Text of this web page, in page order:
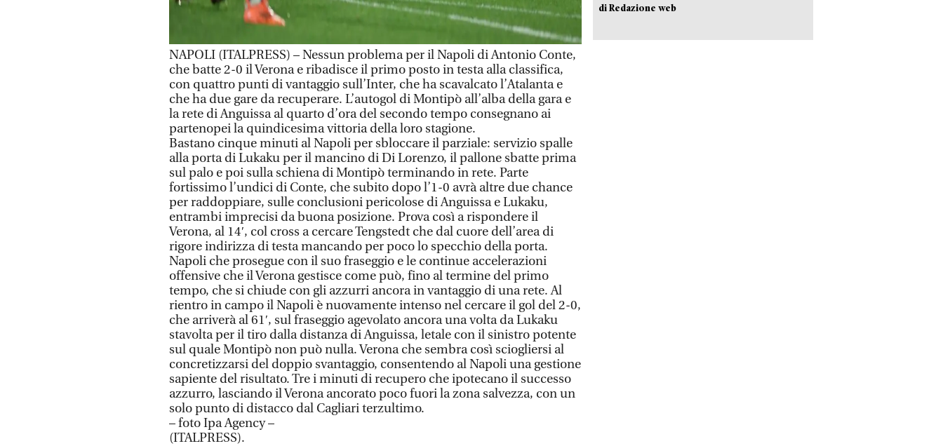
NAPOLI (ITALPRESS) – Nessun problema per il Napoli di Antonio Conte,
che batte 2-0 il Verona e ribadisce il primo posto in testa alla classifica,
con quattro punti di vantaggio sull’Inter, che ha scavalcato l’Atalanta e
che ha due gare da recuperare. L’autogol di Montipò all’alba della gara e
la rete di Anguissa al quarto d’ora del secondo tempo consegnano ai
partenopei la quindicesima vittoria della loro stagione.
Bastano cinque minuti al Napoli per sbloccare il parziale: servizio spalle
alla porta di Lukaku per il mancino di Di Lorenzo, il pallone sbatte prima
sul palo e poi sulla schiena di Montipò terminando in rete. Parte
fortissimo l’undici di Conte, che subito dopo l’1-0 avrà altre due chance
per raddoppiare, sulle conclusioni pericolose di Anguissa e Lukaku,
entrambi imprecisi da buona posizione. Prova così a rispondere il
Verona, al 14′, col cross a cercare Tengstedt che dal cuore dell’area di
rigore indirizza di testa mancando per poco lo specchio della porta.
Napoli che prosegue con il suo fraseggio e le continue accelerazioni
offensive che il Verona gestisce come può, fino al termine del primo
tempo, che si chiude con gli azzurri ancora in vantaggio di una rete. Al
rientro in campo il Napoli è nuovamente intenso nel cercare il gol del 2-0,
che arriverà al 61′, sul fraseggio agevolato ancora una volta da Lukaku
stavolta per il tiro dalla distanza di Anguissa, letale con il sinistro potente
sul quale Montipò non può nulla. Verona che sembra così sciogliersi al
concretizzarsi del doppio svantaggio, consentendo al Napoli una gestione
sapiente del risultato. Tre i minuti di recupero che ipotecano il successo
azzurro, lasciando il Verona ancorato poco fuori la zona salvezza, con un
solo punto di distacco dal Cagliari terzultimo.
– foto Ipa Agency –
(ITALPRESS).
di Redazione web